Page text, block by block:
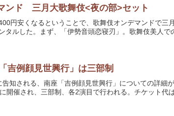
ンド 三月大歌舞伎<夜の部>セット
円安くなるということで、歌舞伎オンデマンドで三
タルした。まず、「伊勢音頭恋寝刃」。歌舞伎美人
吉例顔見世興行」は三部制
知される、南座「吉例顔見世興行」についての詳細
に開催され、三部制、各2演目で行われる。チケット